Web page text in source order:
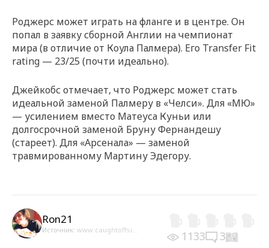
Роджерс может играть на фланге и в центре. Он
попал в заявку сборной Англии на чемпионат
мира (в отличие от Коула Палмера). Его Transfer Fit
rating — 23/25 (почти идеально).
Джейкобс отмечает, что Роджерс может стать
идеальной заменой Палмеру в «Челси». Для «МЮ»
— усилением вместо Матеуса Куньи или
долгосрочной заменой Бруну Фернандешу
(стареет). Для «Арсенала» — заменой
травмированному Мартину Эдегору.
Ron21
Источник: www.caughtoffsi... 1133 3